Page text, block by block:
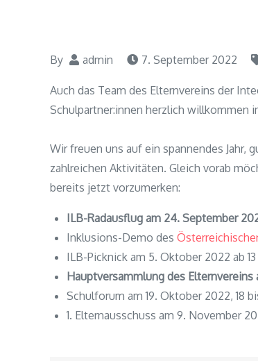
By admin 7. September 2022
Auch das Team des Elternvereins der
Schulpartner:innen herzlich willkommen
Wir freuen uns auf ein spannendes Jahr,
zahlreichen Aktivitäten. Gleich vorab
bereits jetzt vorzumerken:
ILB-Radausflug am 24. September
Inklusions-Demo des
ILB-Picknick am 5. Oktober 2022 ab 13
Hauptversammlung des Elternvereins
Schulforum am 19. Oktober 2022, 18
1. Elternausschuss am 9. November